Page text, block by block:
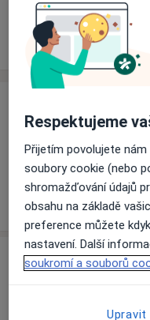
Ceník
Tento specialista
Adresy (2)
Respektujeme
Přijetím povolujete
soubory cookie (nebo
shromažďování údajů
obsahu na základě
preference můžete
nastavení. Další
soukromí a souborů